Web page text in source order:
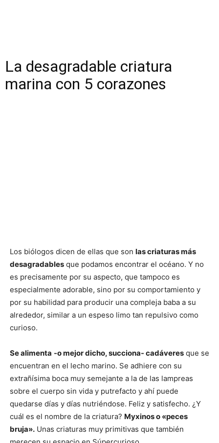
La desagradable criatura
marina con 5 corazones
Los biólogos dicen de ellas que son las criaturas más
desagradables que podamos encontrar el océano. Y no
es precisamente por su aspecto, que tampoco es
especialmente adorable, sino por su comportamiento y
por su habilidad para producir una compleja baba a su
alrededor, similar a un espeso limo tan repulsivo como
curioso.
Se alimenta -o mejor dicho, succiona- cadáveres que se
encuentran en el lecho marino. Se adhiere con su
extrañísima boca muy semejante a la de las lampreas
sobre el cuerpo sin vida y putrefacto y ahí puede
quedarse días y días nutriéndose. Feliz y satisfecho. ¿Y
cuál es el nombre de la criatura? Myxinos o «peces
bruja». Unas criaturas muy primitivas que también